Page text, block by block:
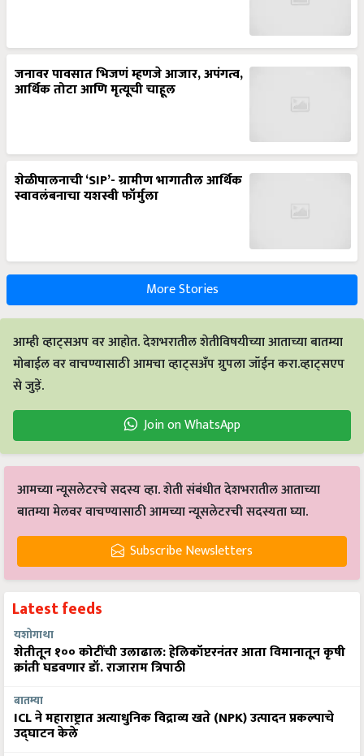
जनावर पावसात भिजणं म्हणजे आजार, अपंगत्व,
आर्थिक तोटा आणि मृत्यूची चाहूल
शेळीपालनाची ‘SIP’- ग्रामीण भागातील आर्थिक
स्वावलंबनाचा यशस्वी फॉर्मुला
More Stories
आम्ही व्हाट्सअप वर आहोत. देशभरातील शेतीविषयीच्या आताच्या बातम्या
मोबाईल वर वाचण्यासाठी आमचा व्हाट्सअँप ग्रुपला जॉईन करा.व्हाट्सएप
से जुड़ें.
Join on WhatsApp
आमच्या न्यूसलेटरचे सदस्य व्हा. शेती संबंधीत देशभरातील आताच्या
बातम्या मेलवर वाचण्यासाठी आमच्या न्यूसलेटरची सदस्यता घ्या.
Subscribe Newsletters
Latest feeds
यशोगाथा
शेतीतून १०० कोटींची उलाढाल: हेलिकॉप्टरनंतर आता विमानातून कृषी
क्रांती घडवणार डॉ. राजाराम त्रिपाठी
बातम्या
ICL ने महाराष्ट्रात अत्याधुनिक विद्राव्य खते (NPK) उत्पादन प्रकल्पाचे
उद्घाटन केले